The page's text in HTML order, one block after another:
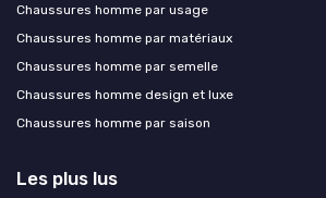
Chaussures homme par usage
Chaussures homme par matériaux
Chaussures homme par semelle
Chaussures homme design et luxe
Chaussures homme par saison
Les plus lus